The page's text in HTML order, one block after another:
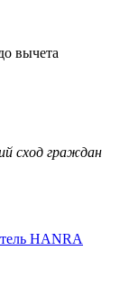
вычета
сход граждан
HANRA